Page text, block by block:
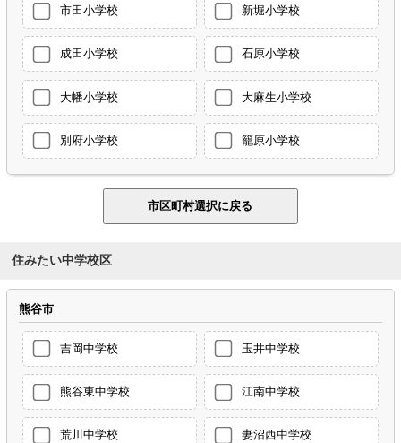
市田小学校 新堀小学校
成田小学校 石原小学校
大幡小学校 大麻生小学校
別府小学校 籠原小学校
住みたい中学校区
熊谷市
吉岡中学校 玉井中学校
熊谷東中学校 江南中学校
荒川中学校 妻沼西中学校